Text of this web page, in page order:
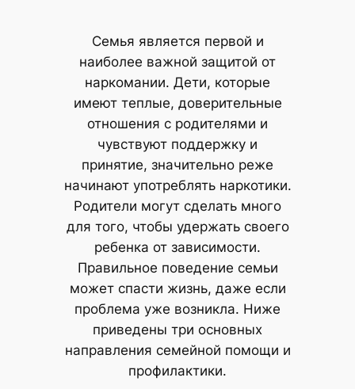
Семья является первой и
наиболее важной защитой от
наркомании. Дети, которые
имеют теплые, доверительные
отношения с родителями и
чувствуют поддержку и
принятие, значительно реже
начинают употреблять наркотики.
Родители могут сделать много
для того, чтобы удержать своего
ребенка от зависимости.
Правильное поведение семьи
может спасти жизнь, даже если
проблема уже возникла. Ниже
приведены три основных
направления семейной помощи и
профилактики.